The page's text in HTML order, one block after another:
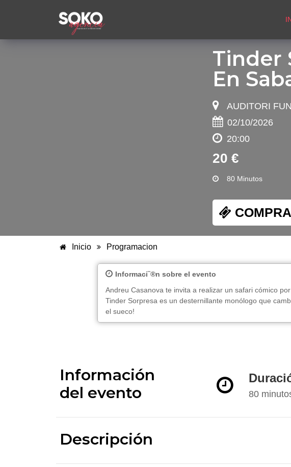
Tinder
En
AUDITORI
02/10/2026
20:00
20 €
80 Minutos
Inicio Programacion
Informaci¨®n sobre el evento
Andreu Casanova te invita a realizar un safari cómico
Tinder Sorpresa es un desternillante monólogo que
el sueco!
Información
del evento
80
Descripción